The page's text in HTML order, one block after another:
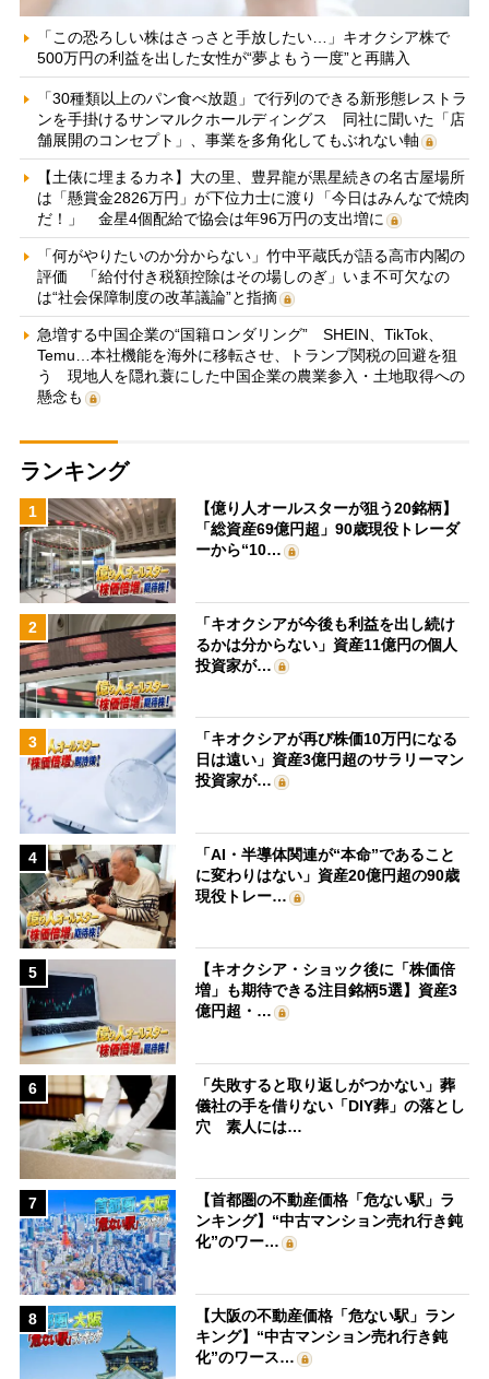
「この恐ろしい株はさっさと手放したい…」キオクシア株で
500万円の利益を出した女性が“夢よもう一度”と再購入
「30種類以上のパン食べ放題」で行列のできる新形態レストラ
ンを手掛けるサンマルクホールディングス 同社に聞いた「店
舗展開のコンセプト」、事業を多角化してもぶれない軸
【土俵に埋まるカネ】大の里、豊昇龍が黒星続きの名古屋場所
は「懸賞金2826万円」が下位力士に渡り「今日はみんなで焼肉
だ！」 金星4個配給で協会は年96万円の支出増に
「何がやりたいのか分からない」竹中平蔵氏が語る高市内閣の
評価 「給付付き税額控除はその場しのぎ」いま不可欠なの
は“社会保障制度の改革議論”と指摘
急増する中国企業の“国籍ロンダリング” SHEIN、TikTok、
Temu…本社機能を海外に移転させ、トランプ関税の回避を狙
う 現地人を隠れ蓑にした中国企業の農業参入・土地取得への
懸念も
ランキング
1
【億り人オールスターが狙う20銘柄】
「総資産69億円超」90歳現役トレーダ
ーから“10…
2
「キオクシアが今後も利益を出し続け
るかは分からない」資産11億円の個人
投資家が…
3
「キオクシアが再び株価10万円になる
日は遠い」資産3億円超のサラリーマン
投資家が…
4
「AI・半導体関連が“本命”であること
に変わりはない」資産20億円超の90歳
現役トレー…
5
【キオクシア・ショック後に「株価倍
増」も期待できる注目銘柄5選】資産3
億円超・…
6
「失敗すると取り返しがつかない」葬
儀社の手を借りない「DIY葬」の落とし
穴 素人には…
7
【首都圏の不動産価格「危ない駅」ラ
ンキング】“中古マンション売れ行き鈍
化”のワー…
8
【大阪の不動産価格「危ない駅」ラン
キング】“中古マンション売れ行き鈍
化”のワース…